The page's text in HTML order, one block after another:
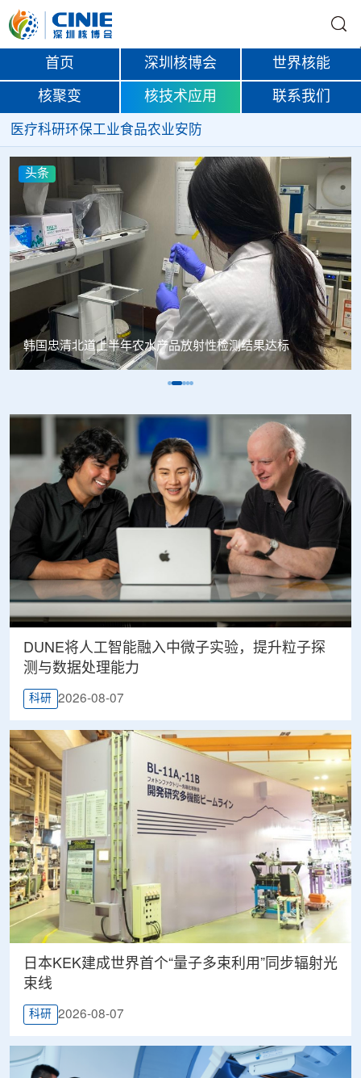
首页 深圳核博会 世界核能
核聚变 核技术应用 联系我们
医疗科研环保工业食品农业安防
头条
Oklo格罗夫斯同位素试验反应堆实现首次临界
DUNE将人工智能融入中微子实验，提升粒子探
测与数据处理能力
科研 2026-08-07
日本KEK建成世界首个“量子多束利用”同步辐射光
束线
科研 2026-08-07